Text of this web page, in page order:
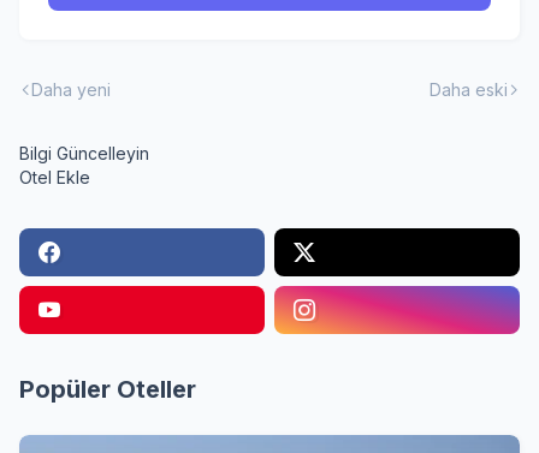
Daha yeni Daha eski
Bilgi Güncelleyin
Otel Ekle
Popüler Oteller